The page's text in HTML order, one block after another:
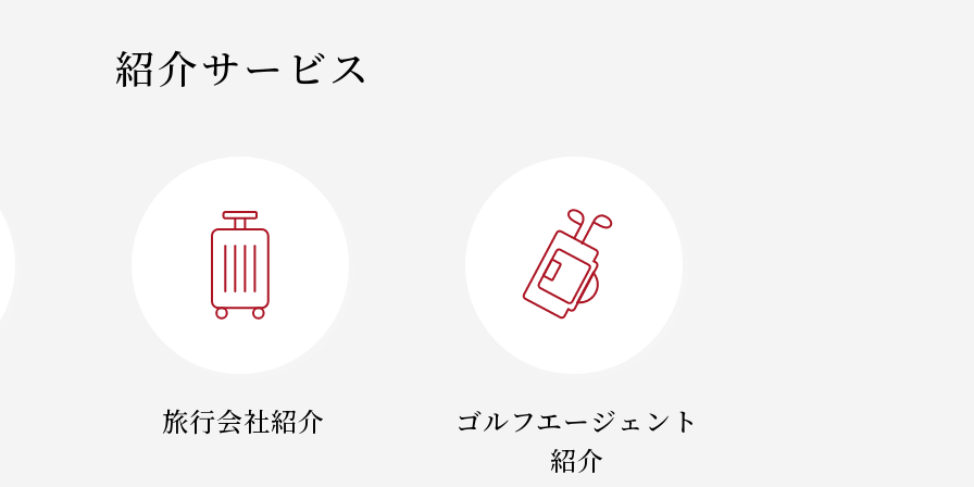
紹介サービス
旅行会社紹介
ゴルフエージェント
紹介